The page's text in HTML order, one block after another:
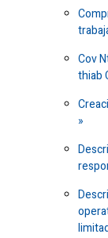
Cov
thiab